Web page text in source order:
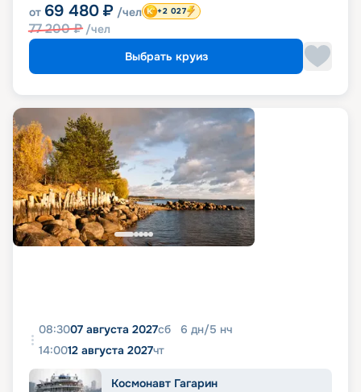
от 69 480 ₽ /чел
77 200₽ /чел
+2 027
Выбрать круиз
08:3007 августа 2027сб 6 дн/5 нч
14:0012 августа 2027чт
Космонавт Гагарин